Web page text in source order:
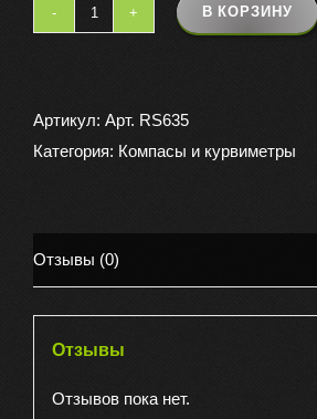
Количество
свисток
маленький
В КОРЗИНУ
Артикул: Арт. RS635
Категория: Компасы и курвиметры
Отзывы (0)
Отзывы
Отзывов пока нет.